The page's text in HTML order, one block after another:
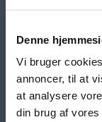
Denne
Vi bruger
annoncer, til at
at analysere
din brug af
VORES
Hjemmesider
Webshop
Intranet
Sociale Medier